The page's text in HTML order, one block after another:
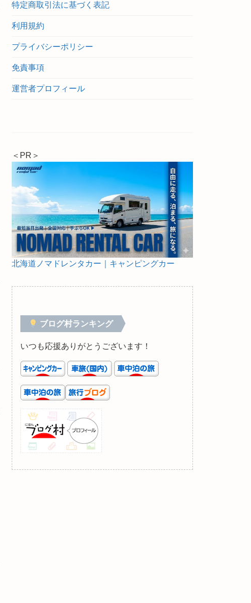
特定商取引法に基づく表記
利用規約
プライバシーポリシー
免責事項
運営者プロフィール
＜PR＞
北海道ノマドレンタカー｜キャンピングカー
ブログ村ランキング
いつも応援ありがとうございます！